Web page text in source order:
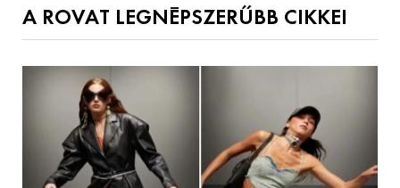
A ROVAT LEGNÉPSZERŰBB CIKKEI